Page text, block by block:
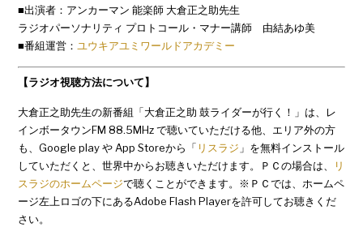
■出演者：アンカーマン 能楽師 大倉正之助先生
ラジオパーソナリティ プロトコール・マナー講師 由結あゆ美
■番組運営： ユウキアユミワールドアカデミー
【ラジオ視聴方法について】
大倉正之助先生の新番組「大倉正之助 鼓ライダーが行く！」は、レ
インボータウンFM 88.5MHz で聴いていただける他、エリア外の方
も、Google play や App Storeから「 リスラジ 」を無料インストール
していただくと、世界中からお聴きいただけます。ＰＣの場合は、
リ
スラジのホームページで聴くことができます。※ＰＣでは、ホームペ
ージ左上ロゴの下にあるAdobe Flash Playerを許可してお聴きくだ
さい。